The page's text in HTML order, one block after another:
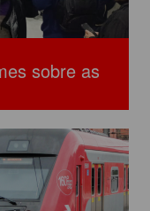
sobre as